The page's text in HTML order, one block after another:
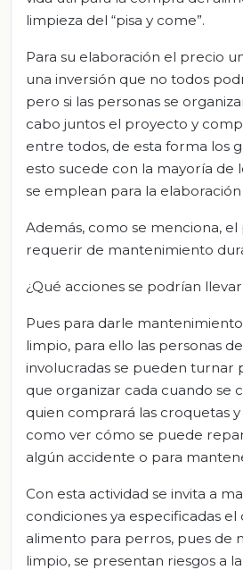
limpieza del “pisa y come”.
Para su elaboración el precio
una inversión que no todos
pero si las personas se
cabo juntos el proyecto y
entre todos, de esta forma los
esto sucede con la mayoría de
se emplean para la elaboración
Además, como se menciona,
requerir de mantenimiento
¿Qué acciones se podrían
Pues para darle
limpio, para ello las personas
involucradas se pueden turnar
que organizar cada cuando se
quien comprará las croquetas y
como ver cómo se puede
algún accidente o para
Con esta actividad se invita a
condiciones ya especificadas el
alimento para perros, pues de
limpio, se presentan riesgos a